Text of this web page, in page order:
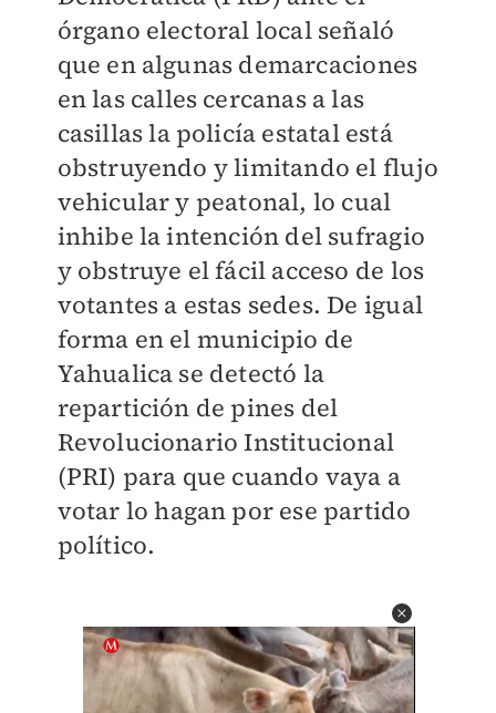
órgano electoral local señaló
que en algunas demarcaciones
en las calles cercanas a las
casillas la policía estatal está
obstruyendo y limitando el flujo
vehicular y peatonal, lo cual
inhibe la intención del sufragio
y obstruye el fácil acceso de los
votantes a estas sedes. De igual
forma en el municipio de
Yahualica se detectó la
repartición de pines del
Revolucionario Institucional
(PRI) para que cuando vaya a
votar lo hagan por ese partido
político.